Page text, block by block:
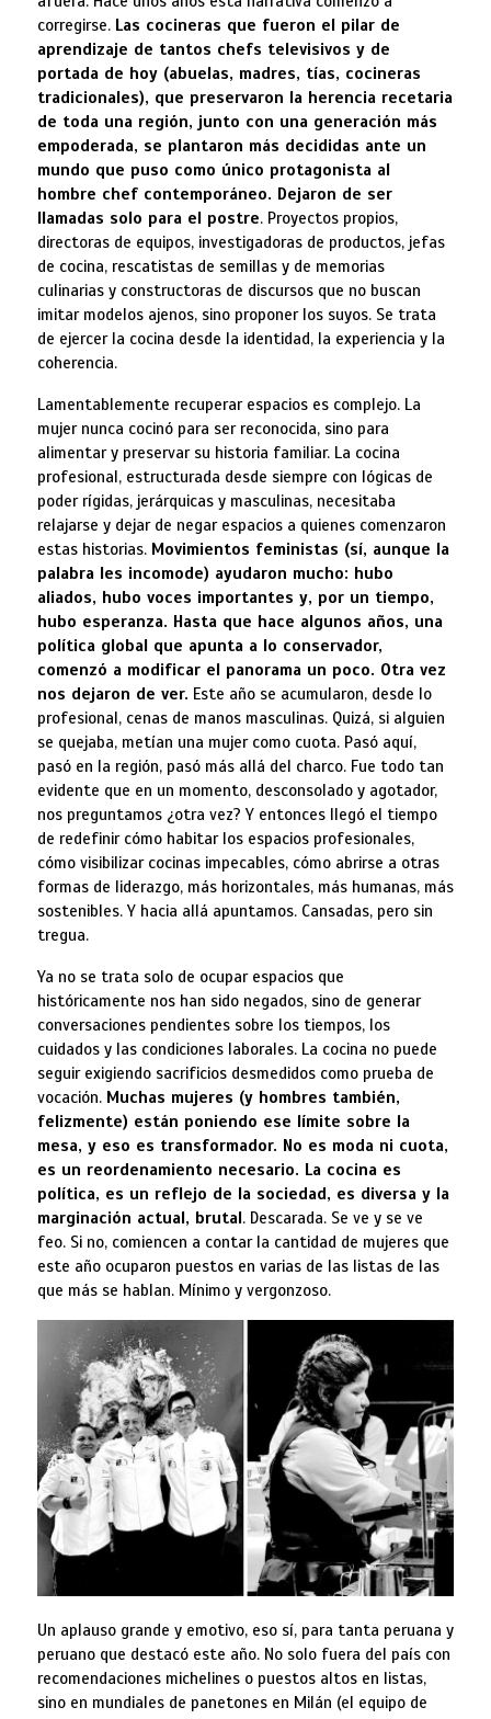
corregirse. Las cocineras que fueron el pilar de
aprendizaje de tantos chefs televisivos y de
portada de hoy (abuelas, madres, tías, cocineras
tradicionales), que preservaron la herencia recetaria
de toda una región, junto con una generación más
empoderada, se plantaron más decididas ante un
mundo que puso como único protagonista al
hombre chef contemporáneo. Dejaron de ser
llamadas solo para el postre. Proyectos propios,
directoras de equipos, investigadoras de productos, jefas
de cocina, rescatistas de semillas y de memorias
culinarias y constructoras de discursos que no buscan
imitar modelos ajenos, sino proponer los suyos. Se trata
de ejercer la cocina desde la identidad, la experiencia y la
coherencia.
Lamentablemente recuperar espacios es complejo. La
mujer nunca cocinó para ser reconocida, sino para
alimentar y preservar su historia familiar. La cocina
profesional, estructurada desde siempre con lógicas de
poder rígidas, jerárquicas y masculinas, necesitaba
relajarse y dejar de negar espacios a quienes comenzaron
estas historias. Movimientos feministas (sí, aunque la
palabra les incomode) ayudaron mucho: hubo
aliados, hubo voces importantes y, por un tiempo,
hubo esperanza. Hasta que hace algunos años, una
política global que apunta a lo conservador,
comenzó a modificar el panorama un poco. Otra vez
nos dejaron de ver. Este año se acumularon, desde lo
profesional, cenas de manos masculinas. Quizá, si alguien
se quejaba, metían una mujer como cuota. Pasó aquí,
pasó en la región, pasó más allá del charco. Fue todo tan
evidente que en un momento, desconsolado y agotador,
nos preguntamos ¿otra vez? Y entonces llegó el tiempo
de redefinir cómo habitar los espacios profesionales,
cómo visibilizar cocinas impecables, cómo abrirse a otras
formas de liderazgo, más horizontales, más humanas, más
sostenibles. Y hacia allá apuntamos. Cansadas, pero sin
tregua.
Ya no se trata solo de ocupar espacios que
históricamente nos han sido negados, sino de generar
conversaciones pendientes sobre los tiempos, los
cuidados y las condiciones laborales. La cocina no puede
seguir exigiendo sacrificios desmedidos como prueba de
vocación. Muchas mujeres (y hombres también,
felizmente) están poniendo ese límite sobre la
mesa, y eso es transformador. No es moda ni cuota,
es un reordenamiento necesario. La cocina es
política, es un reflejo de la sociedad, es diversa y la
marginación actual, brutal. Descarada. Se ve y se ve
feo. Si no, comiencen a contar la cantidad de mujeres que
este año ocuparon puestos en varias de las listas de las
que más se hablan. Mínimo y vergonzoso.
Un aplauso grande y emotivo, eso sí, para tanta peruana y
peruano que destacó este año. No solo fuera del país con
recomendaciones michelines o puestos altos en listas,
sino en mundiales de panetones en Milán (el equipo de